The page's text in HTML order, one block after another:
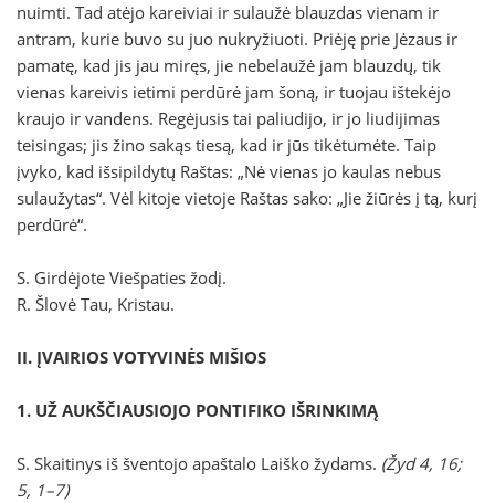
nuimti. Tad atėjo kareiviai ir sulaužė blauzdas vienam ir
antram, kurie buvo su juo nukryžiuoti. Priėję prie Jėzaus ir
pamatę, kad jis jau miręs, jie nebelaužė jam blauzdų, tik
vienas kareivis ietimi perdūrė jam šoną, ir tuojau ištekėjo
kraujo ir vandens. Regėjusis tai paliudijo, ir jo liudijimas
teisingas; jis žino sakąs tiesą, kad ir jūs tikėtumėte. Taip
įvyko, kad išsipildytų Raštas: „Nė vienas jo kaulas nebus
sulaužytas“. Vėl kitoje vietoje Raštas sako: „Jie žiūrės į tą, kurį
perdūrė“.
S. Girdėjote Viešpaties žodį.
R. Šlovė Tau, Kristau.
II. ĮVAIRIOS VOTYVINĖS MIŠIOS
1. UŽ AUKŠČIAUSIOJO PONTIFIKO IŠRINKIMĄ
S. Skaitinys iš šventojo apaštalo Laiško žydams. (Žyd 4, 16;
5, 1–7)